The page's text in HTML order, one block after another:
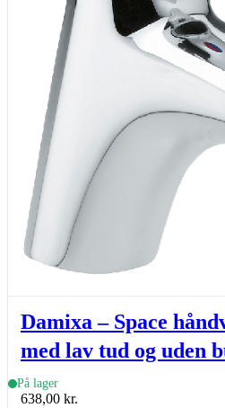
Damixa – Space
med lav tud og uden
På lager
638,00 kr.